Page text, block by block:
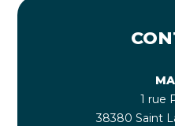
1 rue
38380 Saint